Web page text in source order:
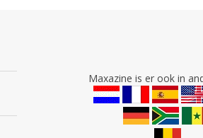
Maxazine is er ook in